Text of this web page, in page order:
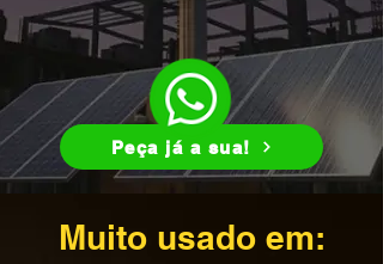
Peça já a sua!
Muito usado em: